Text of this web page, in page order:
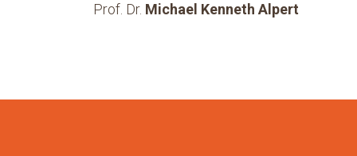
Prof. Dr. Michael Kenneth Alpert